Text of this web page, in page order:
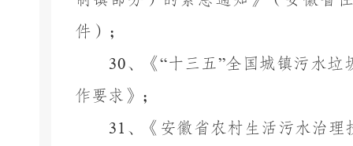
件）；
30、《“十三五”全国城镇污水垃
作要求》；
31 、《安徽省农村生活污水治